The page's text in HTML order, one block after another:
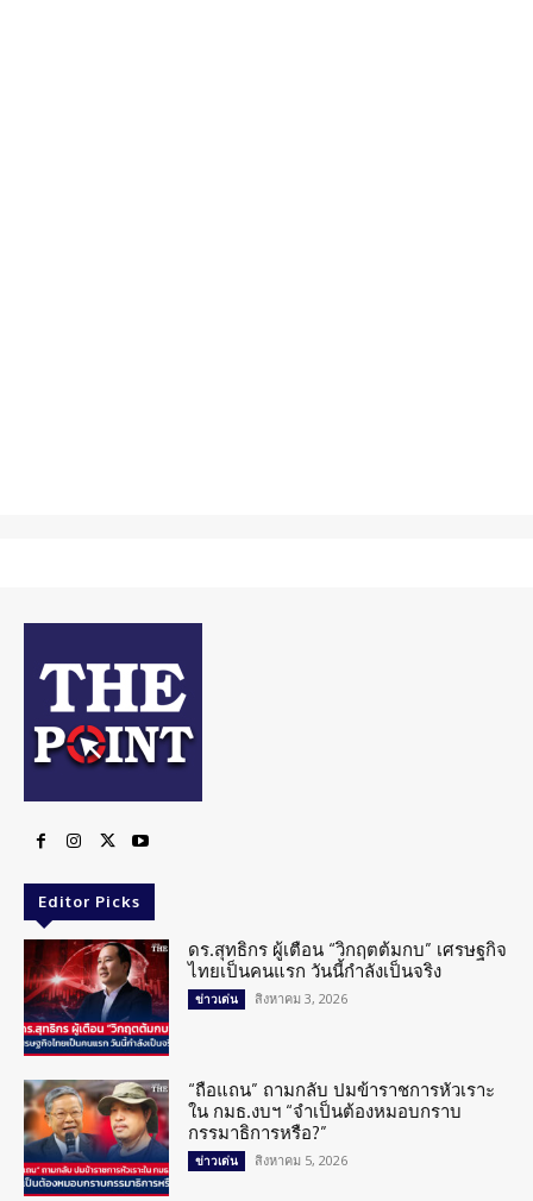
Editor Picks
ดร.สุทธิกร ผู้เตือน “วิกฤตต้มกบ” เศรษฐกิจ
ไทยเป็นคนแรก วันนี้กำลังเป็นจริง
ข่าวเด่น สิงหาคม 3, 2026
“ถือแถน” ถามกลับ ปมข้าราชการหัวเราะ
ใน กมธ.งบฯ “จำเป็นต้องหมอบกราบ
กรรมาธิการหรือ?”
ข่าวเด่น สิงหาคม 5, 2026